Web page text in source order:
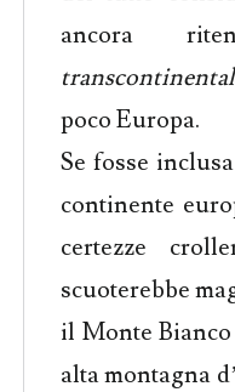
ancora
poco Europa.
Se fosse
continente
certezze
scuoterebbe
il Monte
alta montagna